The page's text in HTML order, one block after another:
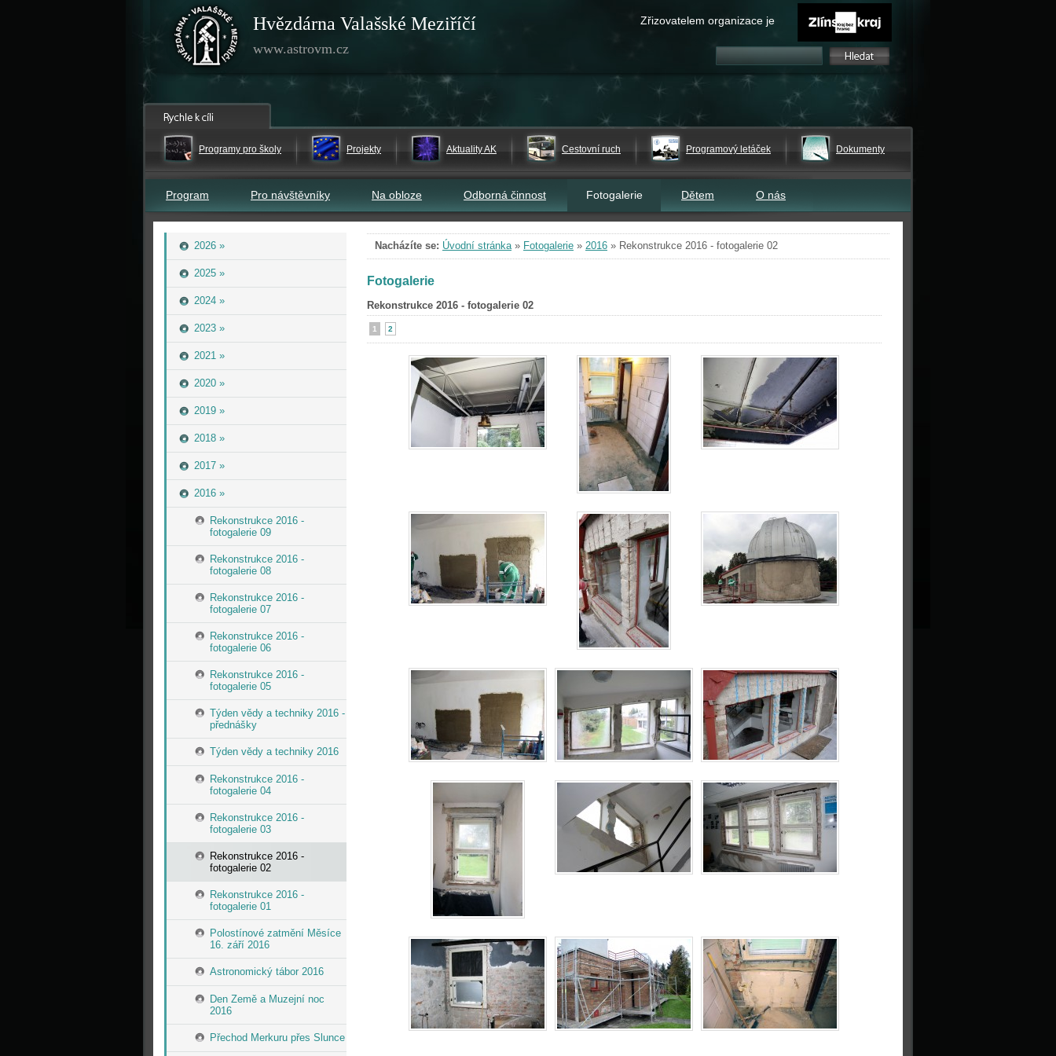
Hvězdárna Valašské Meziříčí
www.astrovm.cz
Zřizovatelem organizace je
Programy pro školy Projekty Aktuality AK Cestovní ruch Programový letáček Dokumenty
Program Pro návštěvníky Na obloze Odborná činnost Fotogalerie Dětem O nás
2026 »
2025 »
2024 »
2023 »
2021 »
2020 »
2019 »
2018 »
2017 »
2016 »
Rekonstrukce 2016 -
fotogalerie 09
Rekonstrukce 2016 -
fotogalerie 08
Rekonstrukce 2016 -
fotogalerie 07
Rekonstrukce 2016 -
fotogalerie 06
Rekonstrukce 2016 -
fotogalerie 05
Týden vědy a techniky 2016 -
přednášky
Týden vědy a techniky 2016
Rekonstrukce 2016 -
fotogalerie 04
Rekonstrukce 2016 -
fotogalerie 03
Rekonstrukce 2016 -
fotogalerie 02
Rekonstrukce 2016 -
fotogalerie 01
Polostínové zatmění Měsíce
16. září 2016
Astronomický tábor 2016
Den Země a Muzejní noc
2016
Přechod Merkuru přes Slunce
Nacházíte se: Úvodní stránka» Fotogalerie » 2016 » Rekonstrukce 2016 - fotogalerie 02
Fotogalerie
Rekonstrukce 2016 - fotogalerie 02
1 2